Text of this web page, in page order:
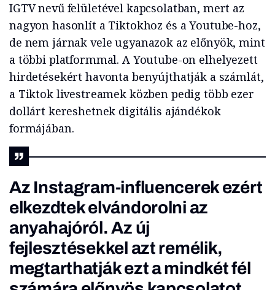
IGTV nevű felületével kapcsolatban, mert az
nagyon hasonlít a Tiktokhoz és a Youtube-hoz,
de nem járnak vele ugyanazok az előnyök, mint
a többi platformmal. A Youtube-on elhelyezett
hirdetésekért havonta benyújthatják a számlát,
a Tiktok livestreamek közben pedig több ezer
dollárt kereshetnek digitális ajándékok
formájában.
Az Instagram-influencerek ezért
elkezdtek elvándorolni az
anyahajóról. Az új
fejlesztésekkel azt remélik,
megtarthatják ezt a mindkét fél